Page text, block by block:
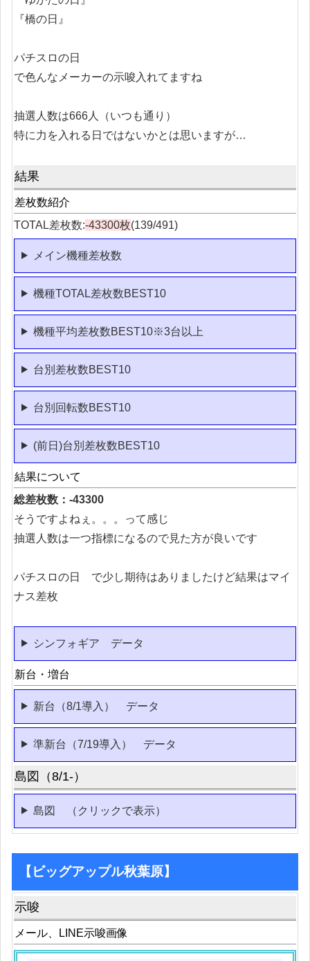
『橋の日』
パチスロの日
で色んなメーカーの示唆入れてますね
抽選人数は666人（いつも通り）
特に力を入れる日ではないかとは思いますが…
結果
差枚数紹介
TOTAL差枚数:-43300枚(139/491)
メイン機種差枚数
機種TOTAL差枚数BEST10
機種平均差枚数BEST10※3台以上
台別差枚数BEST10
台別回転数BEST10
(前日)台別差枚数BEST10
結果について
総差枚数：-43300
そうですよねぇ。。。って感じ
抽選人数は一つ指標になるので見た方が良いです
パチスロの日 で少し期待はありましたけど結果はマイ
ナス差枚
シンフォギア データ
新台・増台
新台（8/1導入） データ
準新台（7/19導入） データ
島図（8/1-）
島図 （クリックで表示）
【ビッグアップル秋葉原】
示唆
メール、LINE示唆画像